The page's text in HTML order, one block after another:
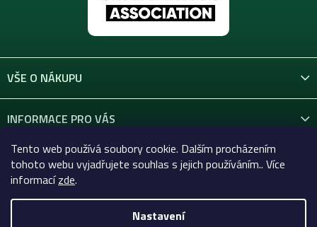
Tento web používá soubory cookie. Dalším procházením
tohoto webu vyjadřujete souhlas s jejich používáním.. Více
informacízde.
Nastavení
VŠE O NÁKUPU
INFORMACE PRO VÁS
KONTAKT